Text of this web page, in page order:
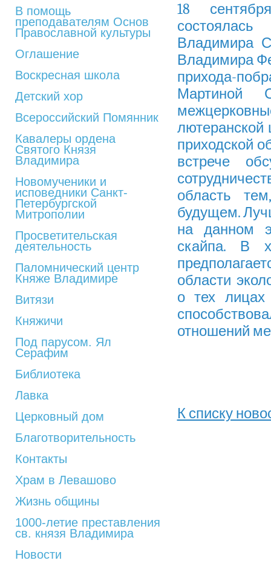
В помощь
преподавателям Основ
Православной культуры
Оглашение
Воскресная школа
Детский хор
Всероссийский Помянник
Кавалеры ордена
Святого Князя
Владимира
Новомученики и
исповедники Санкт-
Петербургской
Митрополии
Просветительская
деятельность
Паломнический центр
Княже Владимире
Витязи
Княжичи
Под парусом. Ял
Серафим
Библиотека
Лавка
Церковный дом
Благотворительность
Контакты
Храм в Левашово
Жизнь общины
1000-летие преставления
св. князя Владимира
Новости
18
Владимира
Владимира
прихода-
Мартиной
лютеранской
приходской
встрече
область
будущем.
на данном
скайпа. В
области
о тех
отношений
К списку